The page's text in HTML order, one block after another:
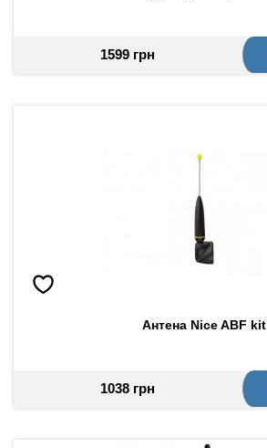
1599 грн
Антена Nice ABF kit
1038 грн